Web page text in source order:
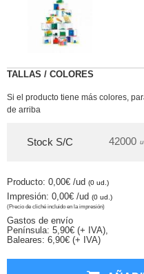
TALLAS / COLORES
Si el producto tiene más colores,
de arriba
Stock S/C 42000
Producto: 0,00€ /ud (0 ud.)
Impresión: 0,00€ /ud (0 ud.)
(Precio de cliché incluido en la impresión)
Gastos de envío
Península: 5,90€ (+ IVA),
Baleares: 6,90€ (+ IVA)